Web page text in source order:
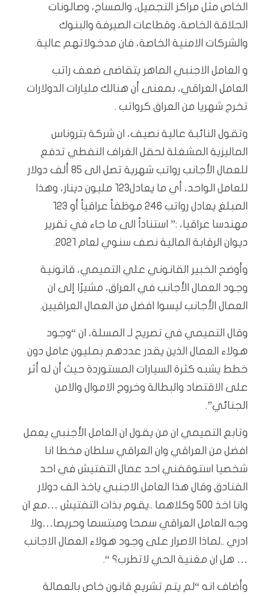
الخاص مثل مراكز التجميل، والمساج، وصالونات
الحلاقة الخاصة، وقطاعات الصيرفة والبنوك
والشركات الامنية الخاصة، فان مدخولاتهم عالية.
و العامل الاجنبي الماهر يتقاضى ضعف راتب
العامل العراقي، بمعنى أن هنالك مليارات الدولارات
تخرج شهريا من العراق كرواتب .
وتقول النائبة عالية نصيف، ان شركة بتروناس
الماليزية المشغلة لحقل الغراف النفطي تدفع
للعمال الأجانب رواتب شهرية تصل الى ٨٥ ألف دولار
للعامل الواحد، أي ما يعادل١٢٣ مليون دينار، وهذا
المبلغ يعادل رواتب ٢٤٦ موظفاً عراقياً أو ١٢٣
مهندسا عراقيا، :” استناداً الى ما جاء في تقرير
ديوان الرقابة المالية نصف سنوي لعام ٢٠٢١.
وأوضح الخبير القانوني علي التميمي، قانونية
وجود العمال الأجانب في العراق، مشيرًا إلى ان
العمال الأجانب ليسوا افضل من العمال العراقيين.
وقال التميمي في تصريح لـ المسلة، ان “وجود
هولاء العمال الذين يقدر عددهم بمليون عامل دون
خطط يشبه كثرة السيارات المستوردة حيث أن له أثر
على الاقتصاد والبطالة وخروج الاموال والامن
الجنائي”.
وتابع التميمي ان من يقول ان العامل الأجنبي يعمل
افضل من العراقي وان العراقي سلطان مخطا انا
شخصيا استوقفني احد عمال التفتيش في احد
الفنادق وقال هذا العامل الاجنبي ياخذ الف دولار
وانا اخذ ٥٠٠ وكلاهما ..يقوم بذات التفتيش …مع ان
وجه العامل العراقي سمحا ومبتسما وحريصا…ولا
ادري ..لماذا الاصرار على وجود هولاء العمال الاجانب
… هل ان مغنية الحي لاتطرب؟ “.
وأضاف انه “لم يتم تشريع قانون خاص بالعمالة